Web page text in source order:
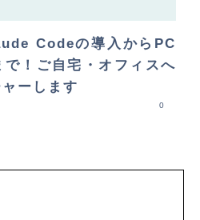
Codeの導入からPC
！ご自宅・オフィスへ
ーします
0